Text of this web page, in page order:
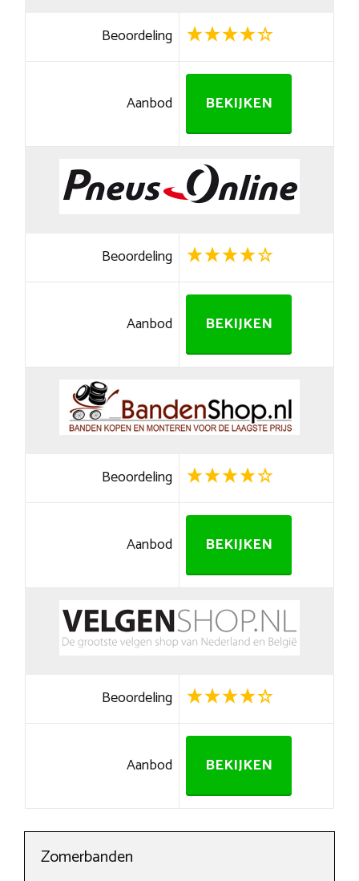
Beoordeling
Aanbod BEKIJKEN
Beoordeling
Aanbod BEKIJKEN
Beoordeling
Aanbod BEKIJKEN
Beoordeling
Aanbod BEKIJKEN
Zomerbanden